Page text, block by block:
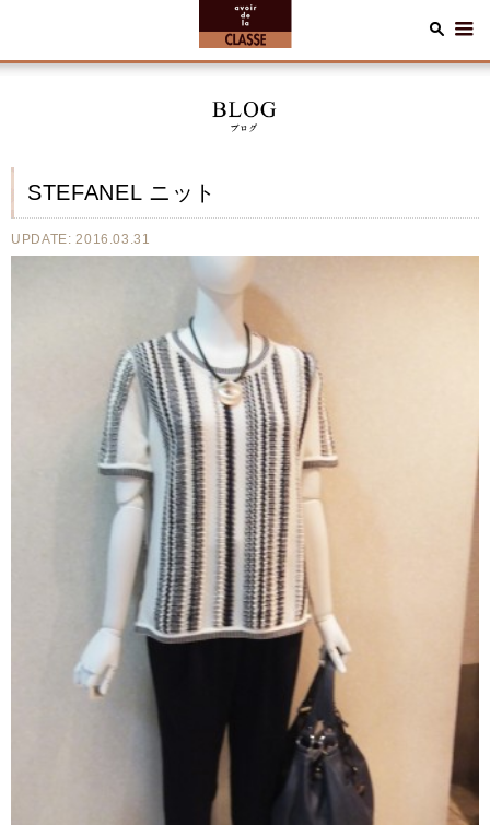
STEFANEL ニット
UPDATE: 2016.03.31